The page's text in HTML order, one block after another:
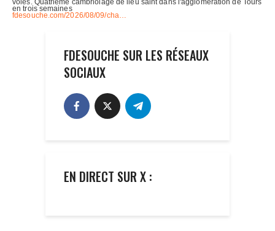
FDESOUCHE SUR LES RÉSEAUX
SOCIAUX
EN DIRECT SUR X :